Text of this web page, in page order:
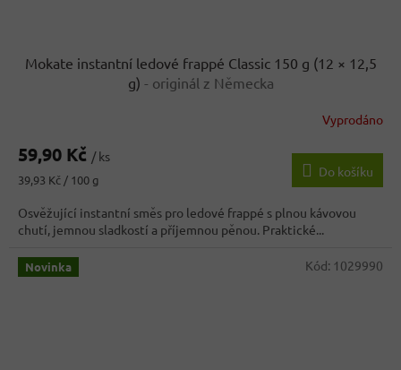
Mokate instantní ledové frappé Classic 150 g (12 × 12,5
g) - originál z Německa
Vyprodáno
59,90 Kč / ks
Měrná
39,93 Kč / 100 g
Do košíku
Osvěžující instantní směs pro ledové frappé s plnou kávovou
chutí, jemnou sladkostí a příjemnou pěnou. Praktické...
Novinka Kód: 1029990